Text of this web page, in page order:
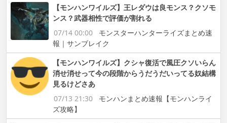
【モンハンワイルズ】王レダウは良モンス？クソモ
ンス？武器相性で評価が割れる
07/14 00:00
モンスターハンターライズまとめ速
報｜サンブレイク
【モンハンワイルズ】クシャ復活で風圧クソいらん
消せ消せって今の段階からうだうだいってる奴結構
見るけどさあ
07/13 21:30
モンハンまとめ速報【モンハンライ
ズ攻略】